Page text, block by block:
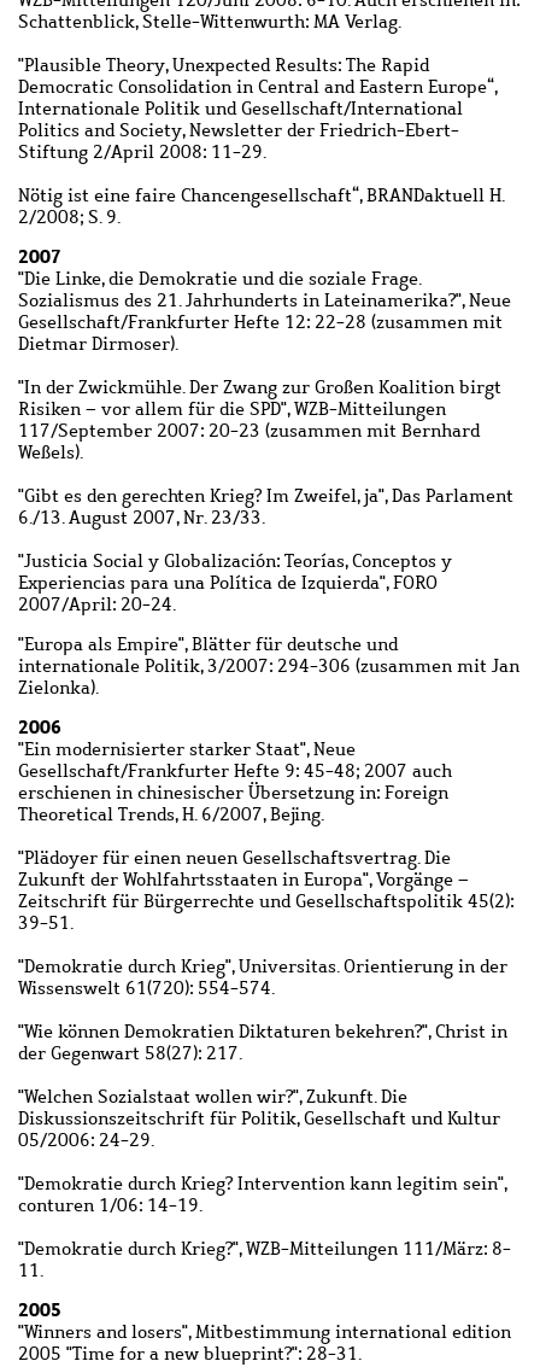
Schattenblick, Stelle-Wittenwurth: MA Verlag.
"Plausible Theory, Unexpected Results: The Rapid
Democratic Consolidation in Central and Eastern Europe“,
Internationale Politik und Gesellschaft/International
Politics and Society, Newsletter der Friedrich-Ebert-
Stiftung 2/April 2008: 11-29.
Nötig ist eine faire Chancengesellschaft“, BRANDaktuell H.
2/2008; S. 9.
2007
"Die Linke, die Demokratie und die soziale Frage.
Sozialismus des 21. Jahrhunderts in Lateinamerika?", Neue
Gesellschaft/Frankfurter Hefte 12: 22-28 (zusammen mit
Dietmar Dirmoser).
"In der Zwickmühle. Der Zwang zur Großen Koalition birgt
Risiken – vor allem für die SPD", WZB-Mitteilungen
117/September 2007: 20-23 (zusammen mit Bernhard
Weßels).
"Gibt es den gerechten Krieg? Im Zweifel, ja", Das Parlament
6./13. August 2007, Nr. 23/33.
"Justicia Social y Globalización: Teorías, Conceptos y
Experiencias para una Política de Izquierda", FORO
2007/April: 20-24.
"Europa als Empire", Blätter für deutsche und
internationale Politik, 3/2007: 294-306 (zusammen mit Jan
Zielonka).
2006
"Ein modernisierter starker Staat", Neue
Gesellschaft/Frankfurter Hefte 9: 45-48; 2007 auch
erschienen in chinesischer Übersetzung in: Foreign
Theoretical Trends, H. 6/2007, Bejing.
"Plädoyer für einen neuen Gesellschaftsvertrag. Die
Zukunft der Wohlfahrtsstaaten in Europa", Vorgänge –
Zeitschrift für Bürgerrechte und Gesellschaftspolitik 45(2):
39-51.
"Demokratie durch Krieg", Universitas. Orientierung in der
Wissenswelt 61(720): 554-574.
"Wie können Demokratien Diktaturen bekehren?", Christ in
der Gegenwart 58(27): 217.
"Welchen Sozialstaat wollen wir?", Zukunft. Die
Diskussionszeitschrift für Politik, Gesellschaft und Kultur
05/2006: 24-29.
"Demokratie durch Krieg? Intervention kann legitim sein",
conturen 1/06: 14-19.
"Demokratie durch Krieg?", WZB-Mitteilungen 111/März: 8-
11.
2005
"Winners and losers", Mitbestimmung international edition
2005 "Time for a new blueprint?": 28-31.